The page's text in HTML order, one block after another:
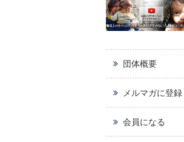
団体概要
メルマガに登録
会員になる